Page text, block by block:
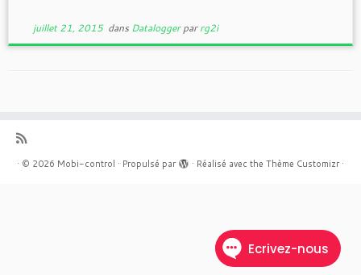
juillet 21, 2015dans Dataloggerparrg2i
· © 2026 Mobi-control · Propulsé par · Réalisé avec the Thème Customizr·